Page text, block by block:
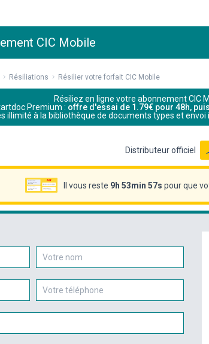
CIC Mobile
Résiliations Résilier votre forfait CIC Mobile
Résiliez en ligne votre abonnement CIC
Premium : offre d'essai de 1.79€ pour 48h,
illimité à la bibliothèque de documents types et
Distributeur officiel
Il vous reste 9h 53min 56s pour que
Nom
Téléphone